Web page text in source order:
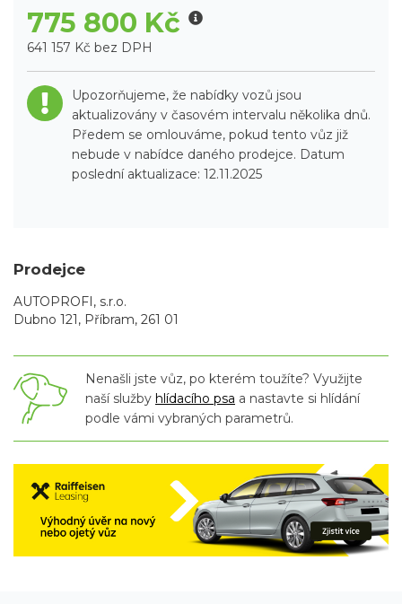
775 800 Kč
641 157 Kč bez DPH
Upozorňujeme, že nabídky vozů jsou
aktualizovány v časovém intervalu několika dnů.
Předem se omlouváme, pokud tento vůz již
nebude v nabídce daného prodejce. Datum
poslední aktualizace: 12.11.2025
Prodejce
AUTOPROFI, s.r.o.
Dubno 121, Příbram, 261 01
Nenašli jste vůz, po kterém toužíte? Využijte
naší služby hlídacího psa a nastavte si hlídání
podle vámi vybraných parametrů.